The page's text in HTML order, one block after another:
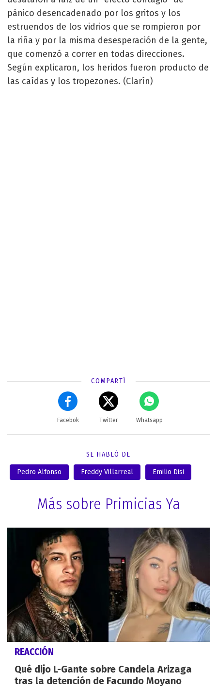
pánico desencadenado por los gritos y los
estruendos de los vidrios que se rompieron por
la riña y por la misma desesperación de la gente,
que comenzó a correr en todas direcciones.
Según explicaron, los heridos fueron producto de
las caídas y los tropezones. (Clarín)
COMPARTÍ
Facebok Twitter Whatsapp
SE HABLÓ DE
Pedro Alfonso Freddy Villarreal Emilio Disi
Más sobre Primicias Ya
REACCIÓN
Qué dijo L-Gante sobre Candela Arizaga
tras la detención de Facundo Moyano